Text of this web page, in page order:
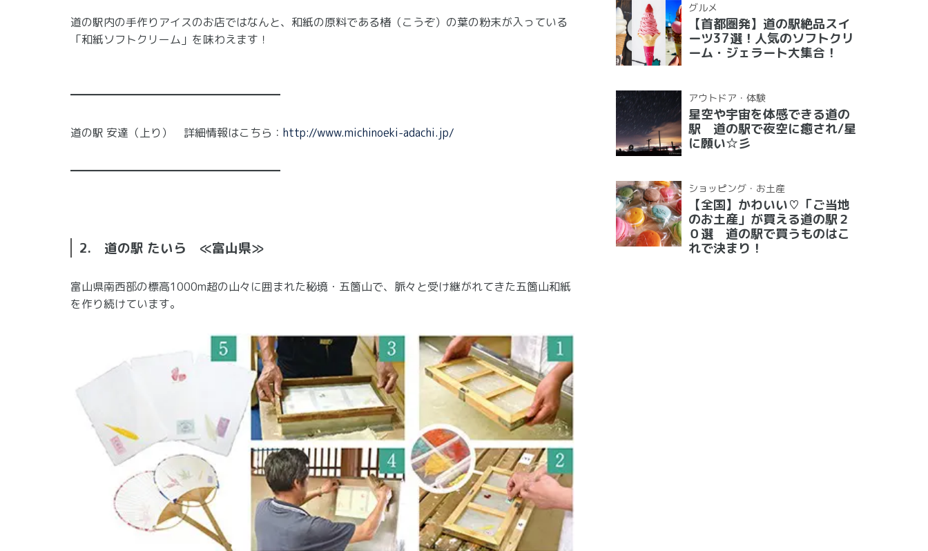
道の駅内の手作りアイスのお店ではなんと、和紙の原料である楮（こうぞ）の葉の粉末が入っている
「和紙ソフトクリーム」を味わえます！
━━━━━━━━━━━━━━━━━━━
道の駅 安達（上り） 詳細情報はこちら： http://www.michinoeki-adachi.jp/
━━━━━━━━━━━━━━━━━━━
2. 道の駅 たいら ≪富山県≫
富山県南西部の標高1000m超の山々に囲まれた秘境・五箇山で、脈々と受け継がれてきた五箇山和紙
を作り続けています。
グルメ
【首都圏発】道の駅絶品スイ
ーツ37選！人気のソフトクリ
ーム・ジェラート大集合！
アウトドア・体験
星空や宇宙を体感できる道の
駅 道の駅で夜空に癒され/星
に願い☆彡
ショッピング・お土産
【全国】かわいい♡「ご当地
のお土産」が買える道の駅２
０選 道の駅で買うものはこ
れで決まり！